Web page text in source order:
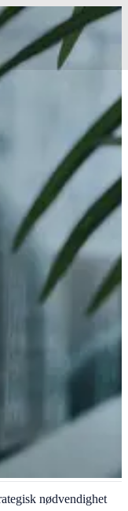
nødvendighet